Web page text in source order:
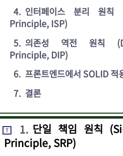
4. 인터페이스 분리 원
Principle, ISP)
5. 의존성 역전 원칙
Principle, DIP)
6. 프론트엔드에서 SOLID 적
7. 결론
T 1. 단일 책임 원칙
Principle, SRP)